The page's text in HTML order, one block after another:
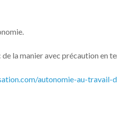
la manier avec précaution en
autonomie-au-travail-